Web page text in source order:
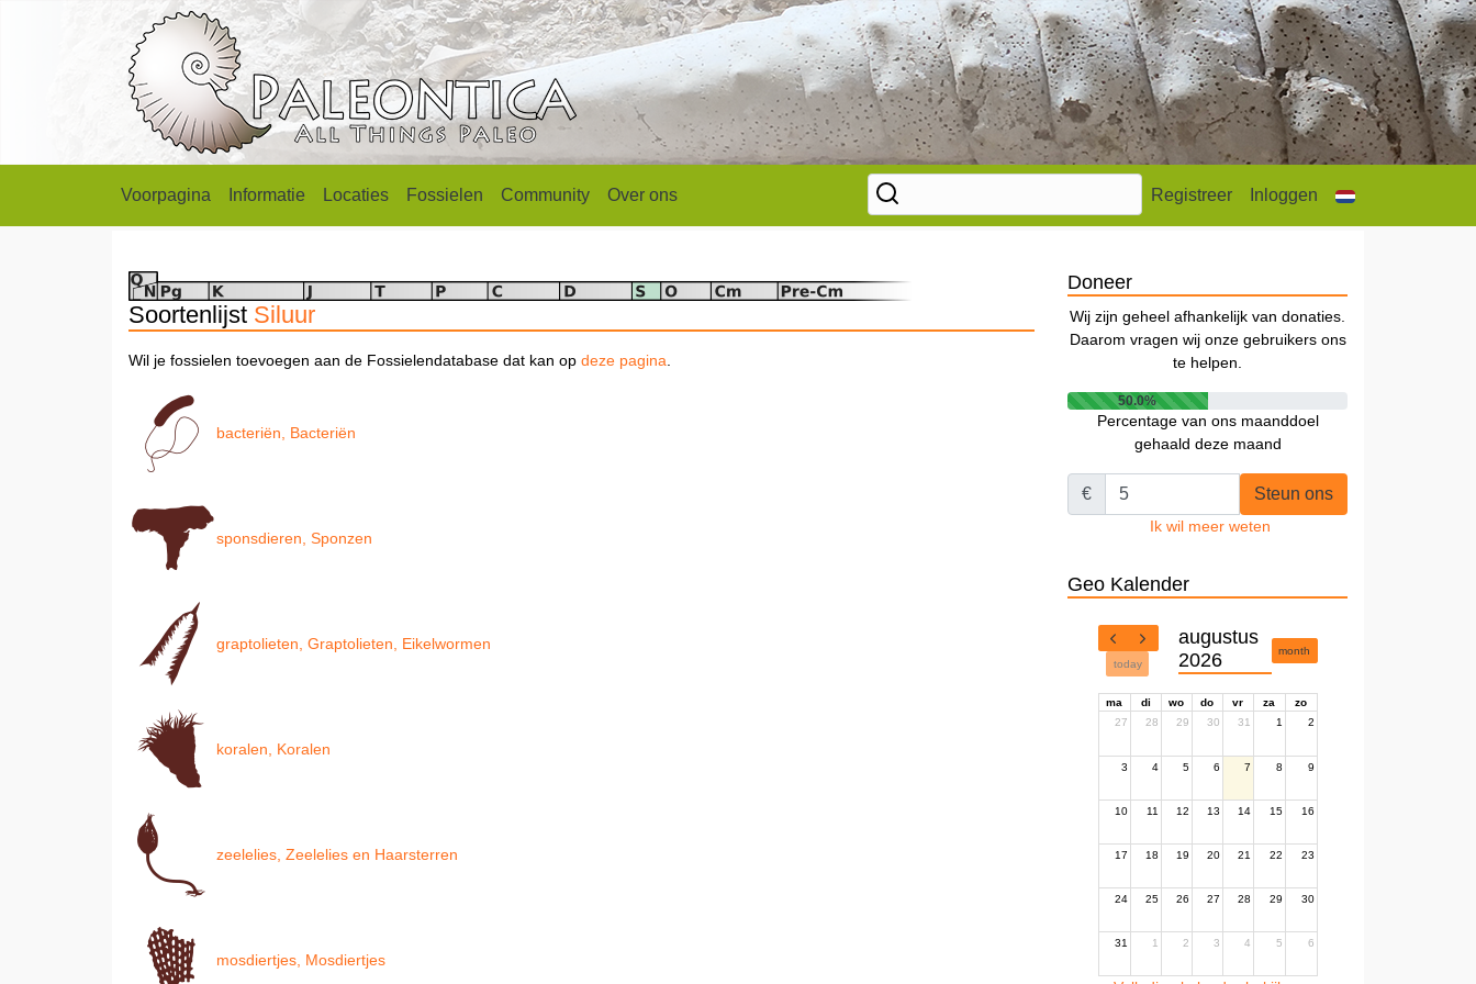
Voorpagina Informatie Locaties Fossielen Community Over ons Registreer Inloggen
Soortenlijst Siluur
Wil je fossielen toevoegen aan de Fossielendatabase dat kan op deze pagina
bacteriën, Bacteriën
sponsdieren, Sponzen
graptolieten, Graptolieten, Eikelwormen
koralen, Koralen
zeelelies, Zeelelies en Haarsterren
mosdiertjes, Mosdiertjes
Doneer
Wij zijn geheel afhankelijk van donaties.
Daarom vragen wij onze gebruikers ons
te helpen.
50.0%
Percentage van ons maanddoel
gehaald deze maand
€ Steun ons
Ik wil meer weten
Geo Kalender
today
augustus
2026
month
ma di wo do vr za
zo
27
28 29 30 31 1 2
3 4 5 6 7 8 9
10 11 12 13 14 15 16
17 18 19 20 21 22 23
24 25 26 27 28 29 30
31 1 2 3 4 5 6